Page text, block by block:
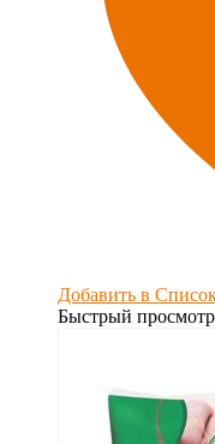
Добавить в
Быстрый просмотр